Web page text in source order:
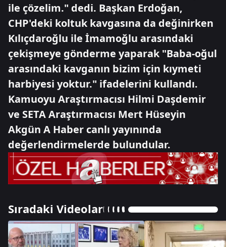
ile çözelim." dedi. Başkan Erdoğan,
CHP'deki koltuk kavgasına da değinirken
Kılıçdaroğlu ile İmamoğlu arasındaki
çekişmeye gönderme yaparak "Baba-oğul
arasındaki kavganın bizim için kıymeti
harbiyesi yoktur." ifadelerini kullandı.
Kamuoyu Araştırmacısı Hilmi Daşdemir
ve SETA Araştırmacısı Mert Hüseyin
Akgün A Haber canlı yayınında
değerlendirmelerde bulundular.
Sıradaki Videolar